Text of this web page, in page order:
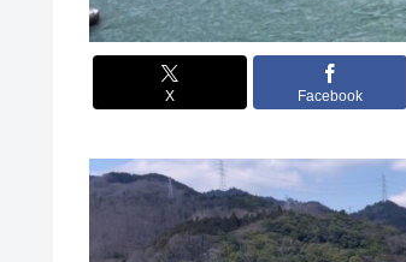
X Facebook